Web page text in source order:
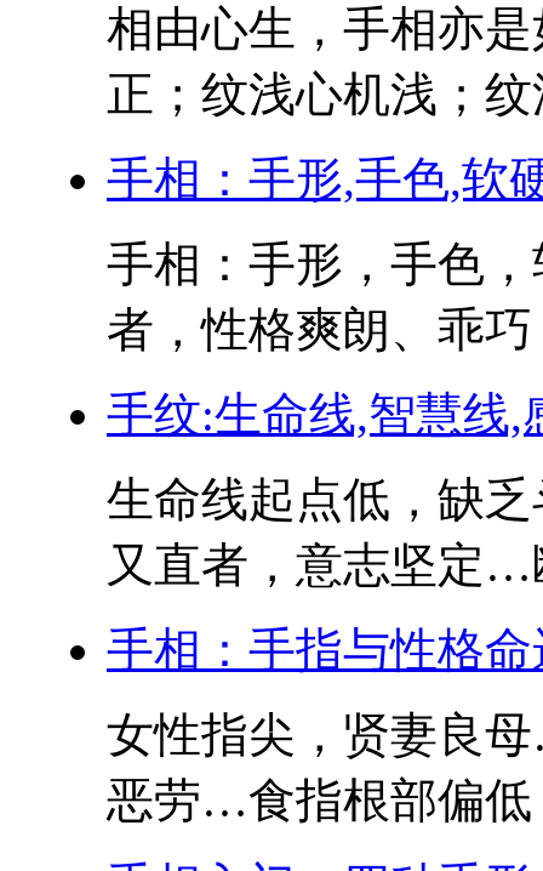
相由心生，手相亦
正；纹浅心机浅；
手相：手形,手色,软
手相：手形，手色
者，性格爽朗、乖
手纹:生命线,智慧线,
生命线起点低，缺
又直者，意志坚定…
手相：手指与性格命
女性指尖，贤妻良
恶劳…食指根部偏低